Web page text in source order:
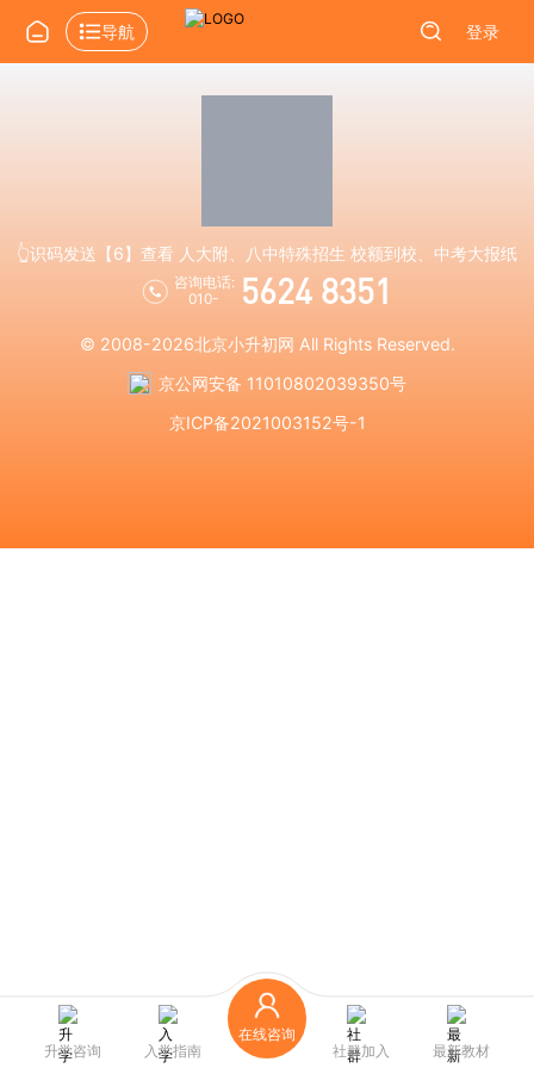
导航 登录
👆识码发送【6】查看 人大附、八中特殊招生 校额到校、中考大报纸
咨询电话:
010-
5624 8351
© 2008-2026北京小升初网 All Rights Reserved.
京公网安备 11010802039350号
京ICP备2021003152号-1
升学咨询 入学指南
在线咨询
社群加入
最新教材